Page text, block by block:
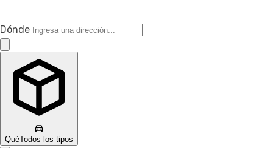
Dónde
QuéTodos los tipos